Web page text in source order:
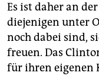
Es ist daher an
diejenigen unter
noch dabei sind,
freuen. Das
für ihren eigenen